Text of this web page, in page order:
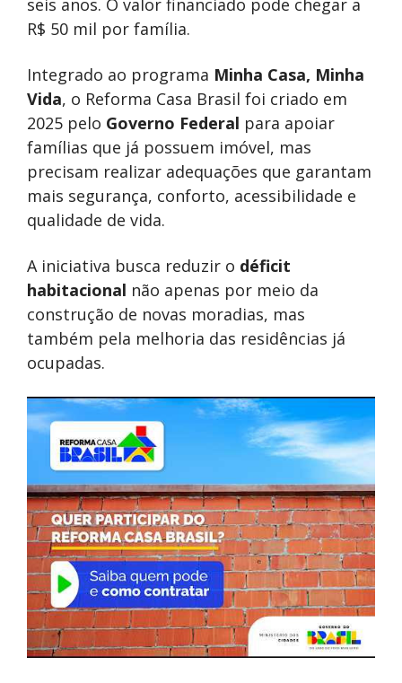
seis anos. O valor financiado pode chegar a
R$ 50 mil por família.
Integrado ao programa Minha Casa, Minha
Vida, o Reforma Casa Brasil foi criado em
2025 pelo Governo Federal para apoiar
famílias que já possuem imóvel, mas
precisam realizar adequações que garantam
mais segurança, conforto, acessibilidade e
qualidade de vida.
A iniciativa busca reduzir o déficit
habitacional não apenas por meio da
construção de novas moradias, mas
também pela melhoria das residências já
ocupadas.